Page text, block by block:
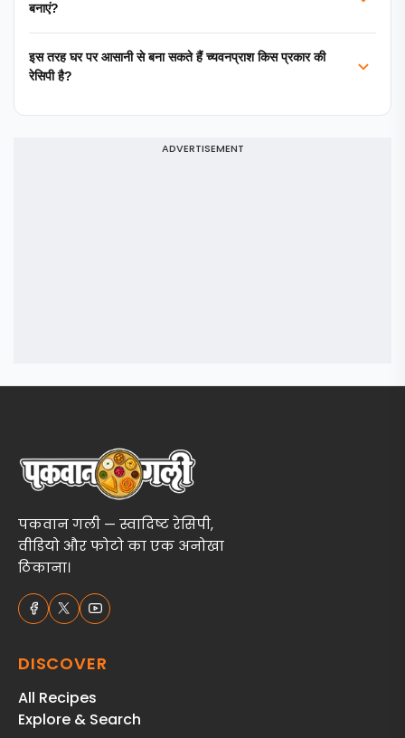
बनाएं?
इस तरह घर पर आसानी से बना सकते हैं च्यवनप्राश किस प्रकार की
रेसिपी है?
ADVERTISEMENT
पकवान गली — स्वादिष्ट रेसिपी,
वीडियो और फोटो का एक अनोखा
ठिकाना।
DISCOVER
All Recipes
Explore & Search